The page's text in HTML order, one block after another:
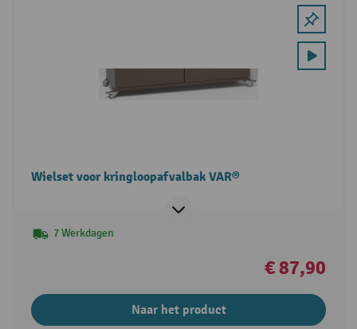
Wielset voor kringloopafvalbak VAR®
7 Werkdagen
€ 87,90
Naar het product